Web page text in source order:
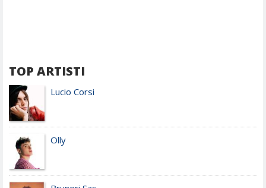
TOP ARTISTI
Lucio Corsi
Olly